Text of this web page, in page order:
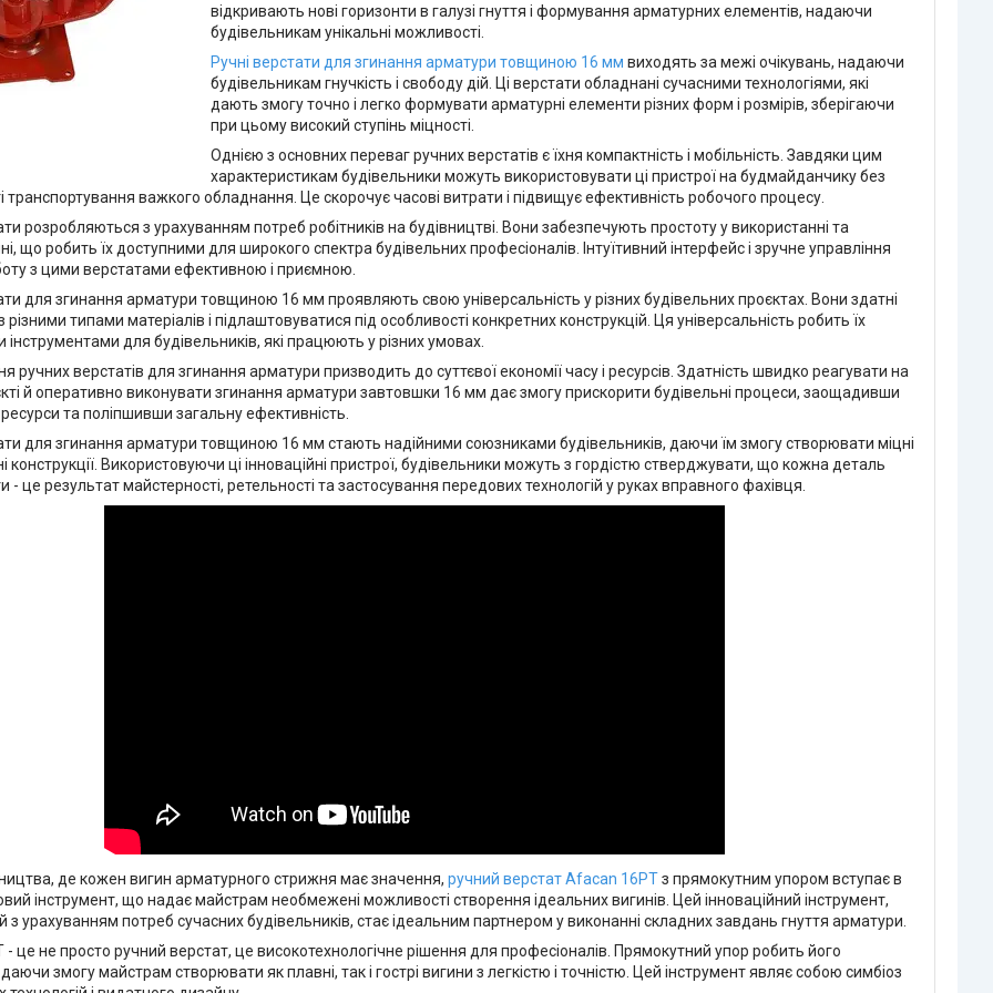
відкривають нові горизонти в галузі гнуття і формування арматурних елементів, надаючи
будівельникам унікальні можливості.
Ручні верстати для згинання арматури товщиною 16 мм виходять за межі очікувань, надаючи
будівельникам гнучкість і свободу дій. Ці верстати обладнані сучасними технологіями, які
дають змогу точно і легко формувати арматурні елементи різних форм і розмірів, зберігаючи
при цьому високий ступінь міцності.
Однією з основних переваг ручних верстатів є їхня компактність і мобільність. Завдяки цим
характеристикам будівельники можуть використовувати ці пристрої на будмайданчику без
транспортування важкого обладнання. Це скорочує часові витрати і підвищує ефективність робочого процесу.
розробляються з урахуванням потреб робітників на будівництві. Вони забезпечують простоту у використанні та
що робить їх доступними для широкого спектра будівельних професіоналів. Інтуїтивний інтерфейс і зручне управління
з цими верстатами ефективною і приємною.
для згинання арматури товщиною 16 мм проявляють свою універсальність у різних будівельних проєктах. Вони здатні
типами матеріалів і підлаштовуватися під особливості конкретних конструкцій. Ця універсальність робить їх
інструментами для будівельників, які працюють у різних умовах.
ручних верстатів для згинання арматури призводить до суттєвої економії часу і ресурсів. Здатність швидко реагувати на
й оперативно виконувати згинання арматури завтовшки 16 мм дає змогу прискорити будівельні процеси, заощадивши
ресурси та поліпшивши загальну ефективність.
для згинання арматури товщиною 16 мм стають надійними союзниками будівельників, даючи їм змогу створювати міцні
конструкції. Використовуючи ці інноваційні пристрої, будівельники можуть з гордістю стверджувати, що кожна деталь
- це результат майстерності, ретельності та застосування передових технологій у руках вправного фахівця.
де кожен вигин арматурного стрижня має значення, ручний верстат Afacan 16РТз прямокутним упором вступає в
інструмент, що надає майстрам необмежені можливості створення ідеальних вигинів. Цей інноваційний інструмент,
з урахуванням потреб сучасних будівельників, стає ідеальним партнером у виконанні складних завдань гнуття арматури.
це не просто ручний верстат, це високотехнологічне рішення для професіоналів. Прямокутний упор робить його
змогу майстрам створювати як плавні, так і гострі вигини з легкістю і точністю. Цей інструмент являє собою симбіоз